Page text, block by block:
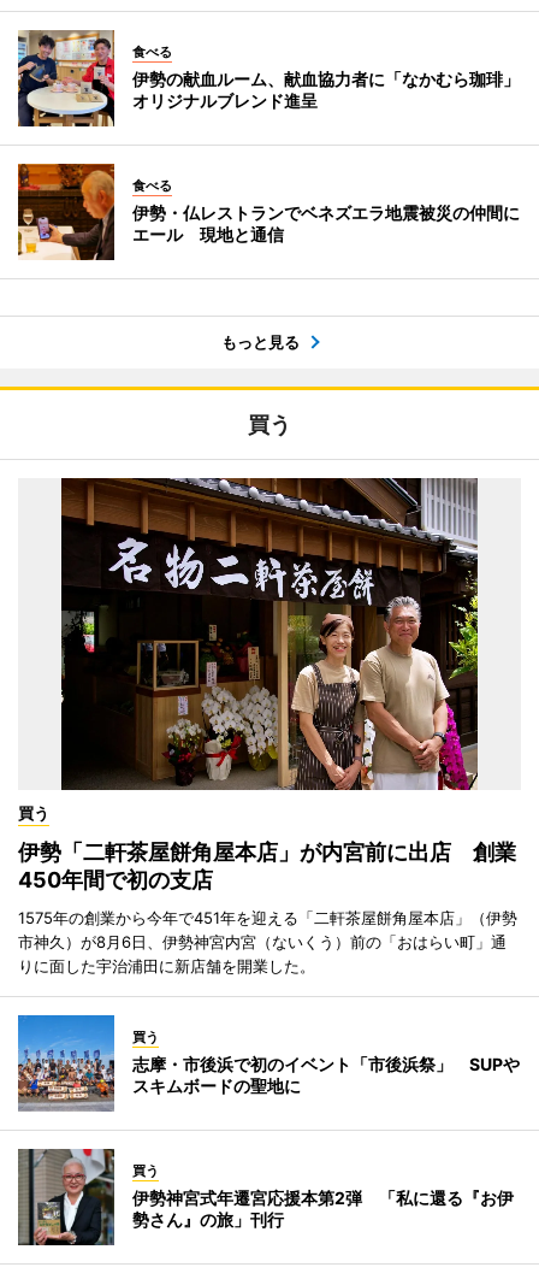
食べる
伊勢の献血ルーム、献血協力者に「なかむら珈琲」
オリジナルブレンド進呈
食べる
伊勢・仏レストランでベネズエラ地震被災の仲間に
エール 現地と通信
もっと見る
買う
買う
伊勢「二軒茶屋餅角屋本店」が内宮前に出店 創業
450年間で初の支店
1575年の創業から今年で451年を迎える「二軒茶屋餅角屋本店」（伊勢
市神久）が8月6日、伊勢神宮内宮（ないくう）前の「おはらい町」通
りに面した宇治浦田に新店舗を開業した。
買う
志摩・市後浜で初のイベント「市後浜祭」 SUPや
スキムボードの聖地に
買う
伊勢神宮式年遷宮応援本第2弾 「私に還る『お伊
勢さん』の旅」刊行